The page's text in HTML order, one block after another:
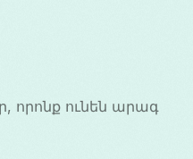
որոնք ունեն արագ